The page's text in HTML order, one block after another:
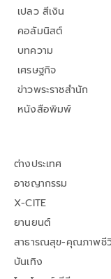
เปลว สีเงิน
คอลัมนิสต์
บทความ
เศรษฐกิจ
ข่าวพระราชสำนัก
หนังสือพิมพ์
ต่างประเทศ
อาชญากรรม
X-CITE
ยานยนต์
สาธารณสุข-คุณภาพชี
บันเทิง